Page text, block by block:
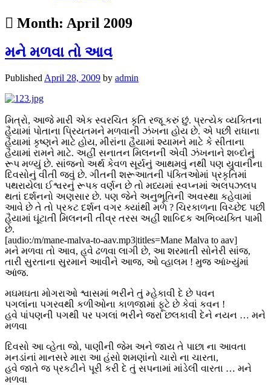
Month: April 2009
મને મળવા તો આવ
Published April 28, 2009 by admin
મિત્રો, આજે મારી એક સ્વરચિત કૃતિ રજૂ કરું છું. પ્રત્યેક વ્યક્તિના
હૈયામાં પોતાના પ્રિયતમને મળવાની ઝંખના હોય છે. એ પછી રાધાના
હૈયામાં કૃષ્ણને માટે હોય, મીરાંના હૈયામાં શ્યામને માટે કે સીતાના
હૈયામાં રામને માટે. અહીં સનાતન મિલનની એવી ઝંખનાને શબ્દોનું
રૂપ મળ્યું છે. સાંજનો અર્થ કેવળ સૂર્યનું આથમવું નથી પણ યુવાનીના
દિવસોનું વીતી જવું છે. ગીતની શરૂઆતની પંક્તિઓમાં પ્રકૃતિમાં
પથરાયેલા ઈશ્વરનું રૂપક વર્ણન છે તો મધ્યમાં સ્વપ્નમાં અલપઝલપ
થતાં દર્શનનો અણસાર છે. પણ જેને અનુભૂતિની અવસ્થા કહેવામાં
આવે છે તે તો પ્રકટ દર્શન વગર ક્યાંથી મળે ? ચિરકાળના વિચ્છેદ પછી
હૈયામાં ઘૂંટાતી મિલનની તીવ્ર તરસ અહીં શાબ્દિક અભિવ્યક્તિ પામી
છે.
[audio:/m/mane-malva-to-aav.mp3|titles=Mane Malva to aav]
મને મળવા તો આવ, હવે ઢળવા લાગી છે, આ શરમાતી સોનેરી સાંજ,
તારી સુરતાના સુરમાને આવીને આજ, ઓ વ્હાલમ ! મુજ આંખ્યુંમાં
આંજ.
મઘમઘતા મોગરાઓ શ્વાસમાં ભરીને તું મ્હેકાવી દે છે પવન
પગલાંના પગરવથી કળીઓના કાળજામાં ફૂટે છે કેવાં કવન !
હવે પાંપણની પગથી પર પગલાં ભરીને જરા છલકાવી દેને નયન … મને
મળવા
દિવસો આ વ્હેતા જો, પાણીની જેમ અને જાય તે પાછા ના આવતા
મનડાંનાં માનસરે મારા આ હંસો શમણાંનો ચારો ના ચારતા,
હવે જાતે જ પ્રકટીને પૂરી કરી દે તું સપનામાં માંડેલી વારતા … મને
મળવા